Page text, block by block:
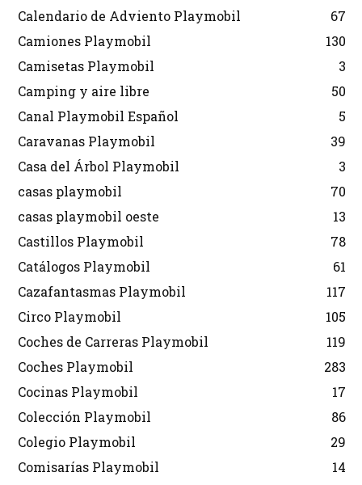
Calendario de Adviento Playmobil
67
Camiones Playmobil
130
Camisetas Playmobil
3
Camping y aire libre
50
Canal Playmobil Español
5
Caravanas Playmobil
39
Casa del Árbol Playmobil
3
casas playmobil
70
casas playmobil oeste
13
Castillos Playmobil
78
Catálogos Playmobil
61
Cazafantasmas Playmobil
117
Circo Playmobil
105
Coches de Carreras Playmobil
119
Coches Playmobil
283
Cocinas Playmobil
17
Colección Playmobil
86
Colegio Playmobil
29
Comisarías Playmobil
14